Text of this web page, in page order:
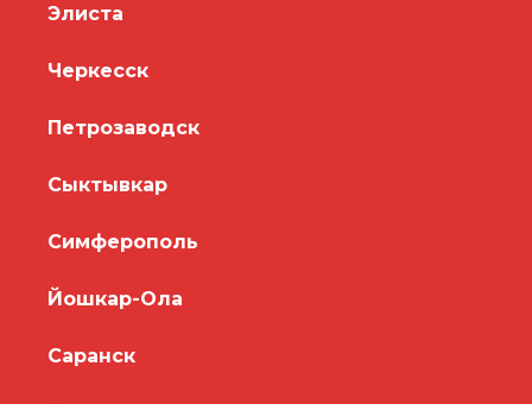
Элиста
Черкесск
Петрозаводск
Сыктывкар
Симферополь
Йошкар-Ола
Саранск